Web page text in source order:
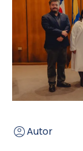
Autor